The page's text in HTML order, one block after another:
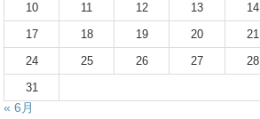
10
11 12 13 14
17
18 19 20 21
24
25 26 27 28
31
« 6月